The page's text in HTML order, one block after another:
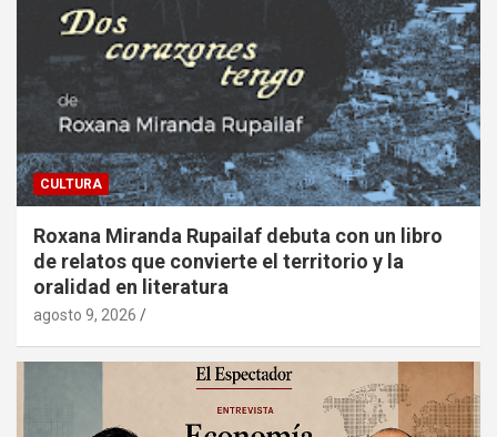
CULTURA
Roxana Miranda Rupailaf debuta con un libro
de relatos que convierte el territorio y la
oralidad en literatura
agosto 9, 2026